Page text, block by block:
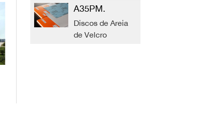
A35PM.
Discos de Areia
de Velcro